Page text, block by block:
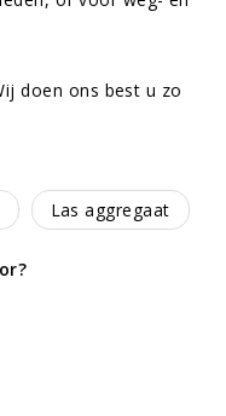
doen ons best u zo
Las aggregaat